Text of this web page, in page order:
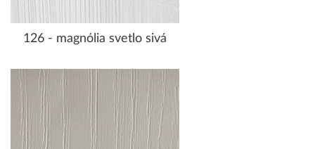
126 - magnólia svetlo sivá